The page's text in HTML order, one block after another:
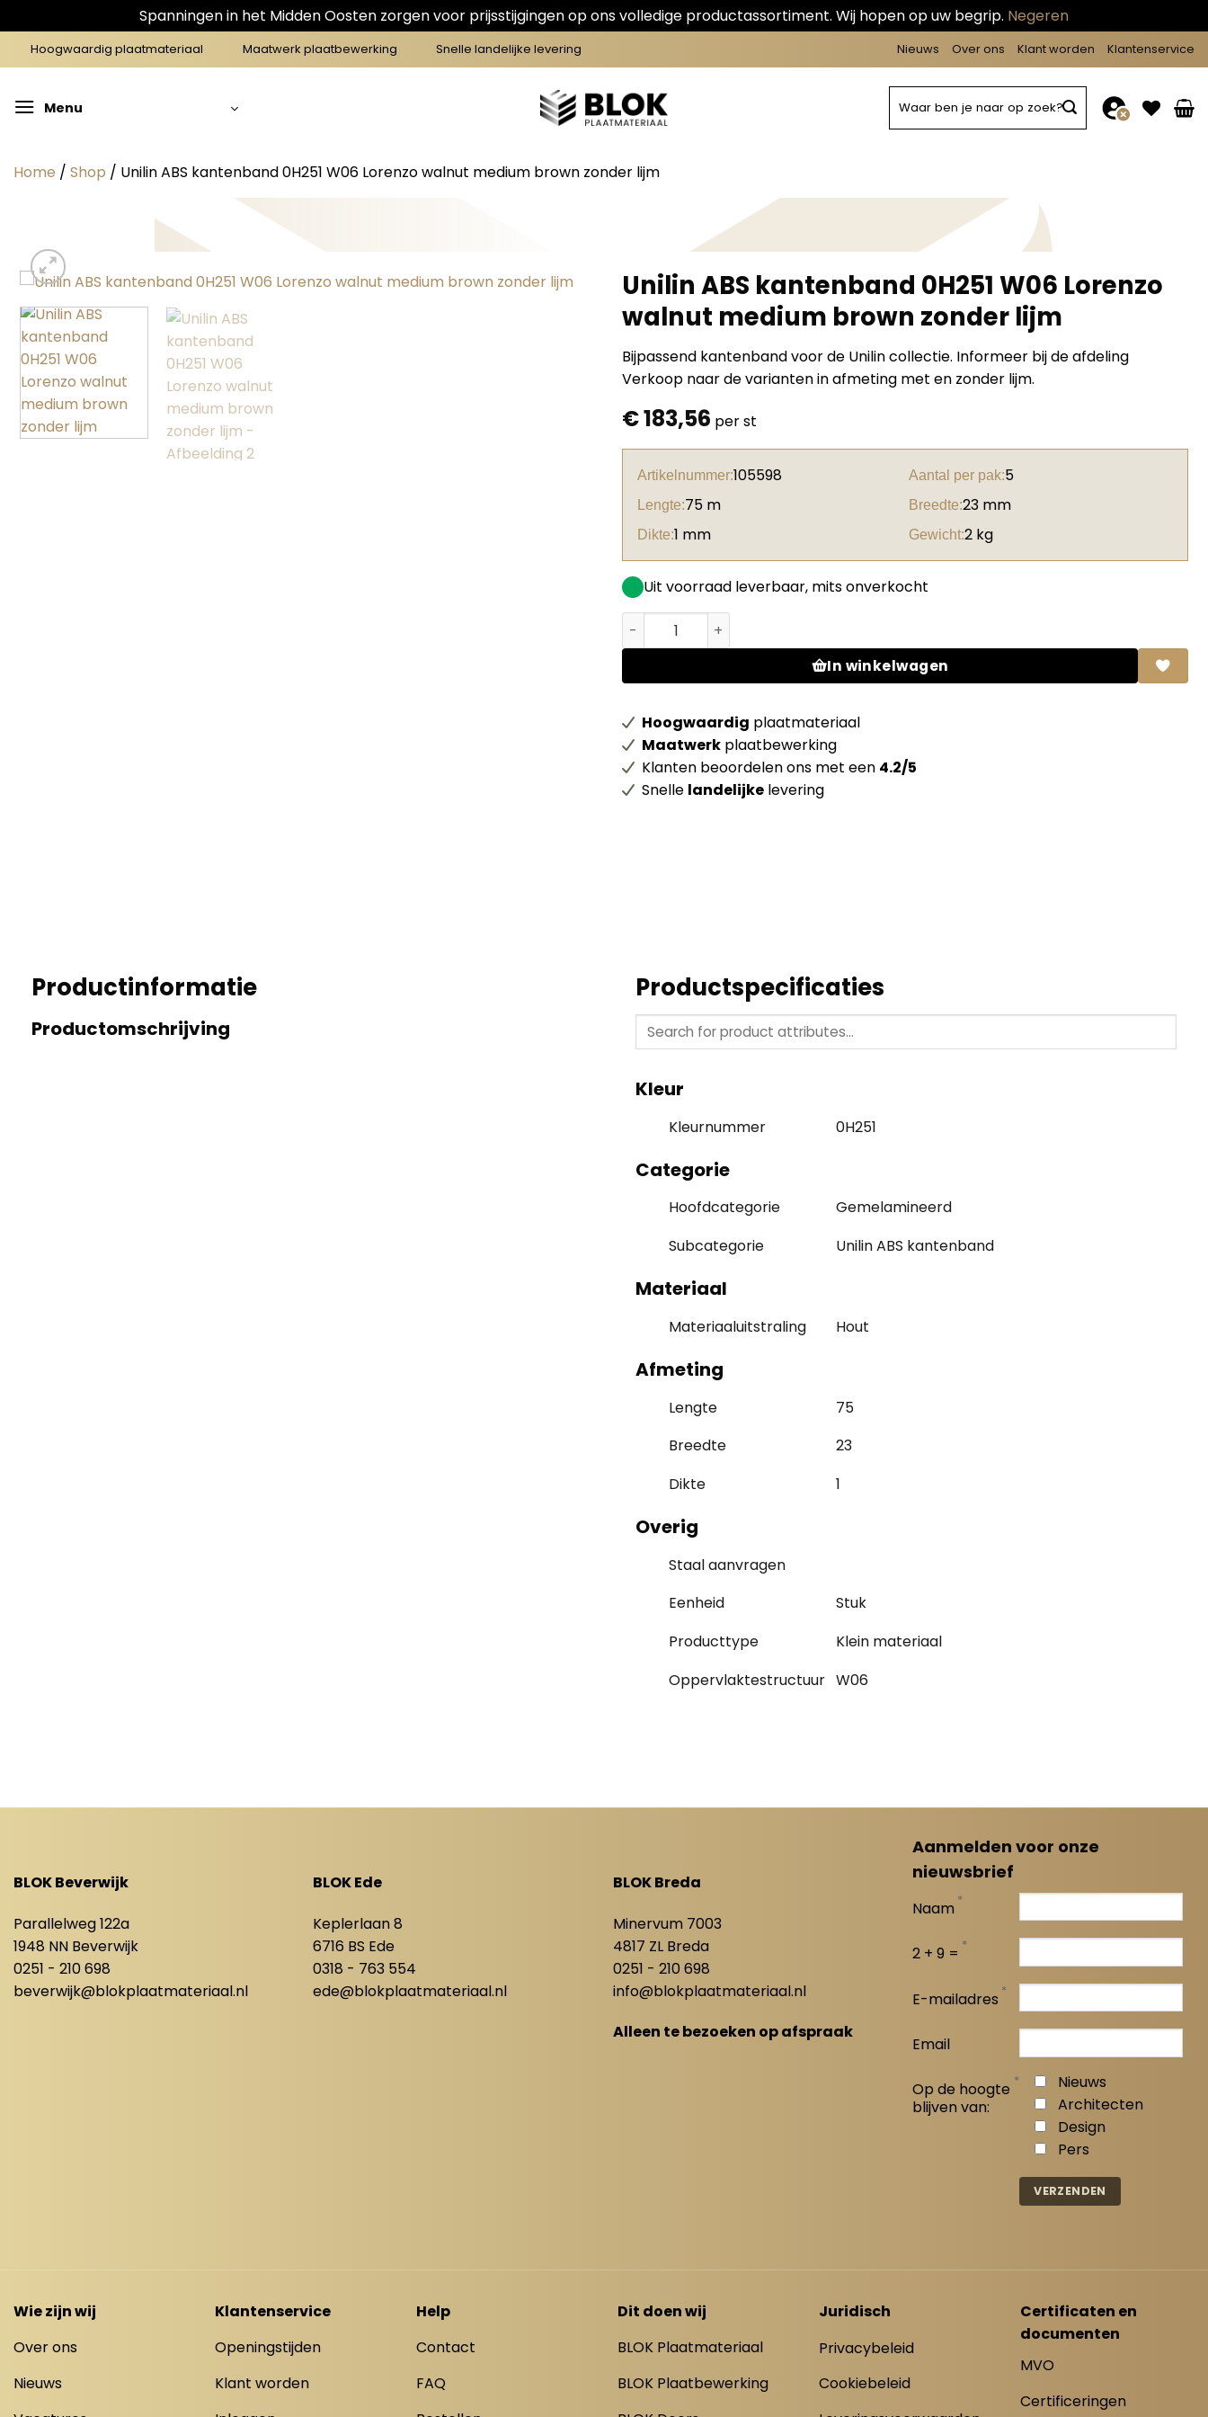
Spanningen in het Midden Oosten zorgen voor prijsstijgingen op ons volledige productassortiment. Wij hopen op uw begrip. Negeren
naar
Hoogwaardig plaatmateriaal Maatwerk plaatbewerking Snelle landelijke levering Nieuws Over ons Klant worden Klantenservice
Menu
naar:
Home / Shop / Unilin ABS kantenband 0H251 W06 Lorenzo walnut medium brown zonder lijm
Unilin ABS kantenband 0H251 W06 Lorenzo
walnut medium brown zonder lijm
Bijpassend kantenband voor de Unilin collectie. Informeer bij de afdeling
Verkoop naar de varianten in afmeting met en zonder lijm.
€183,56 per st
Artikelnummer:105598 Aantal per pak:5
Lengte:75 m Breedte:23 mm
Dikte:1 mm Gewicht:2 kg
Uit voorraad leverbaar, mits onverkocht
Unilin ABS kantenband 0H251 W06 Lorenzo walnut medium brown zonder lijm aantal
In winkelwagen
Hoogwaardig plaatmateriaal
Maatwerk plaatbewerking
Klanten beoordelen ons met een 4.2/5
Snelle landelijke levering
Productinformatie
Productomschrijving
Productspecificaties
Kleur
Kleurnummer 0H251
Categorie
Hoofdcategorie
Gemelamineerd
Subcategorie
Unilin ABS kantenband
Materiaal
Materiaaluitstraling Hout
Afmeting
Lengte
75
Breedte
23
Dikte
1
Overig
Staal aanvragen
Eenheid
Stuk
Producttype
Klein materiaal
Oppervlaktestructuur W06
BLOK Beverwijk
Parallelweg 122a
1948 NN Beverwijk
0251 - 210 698
beverwijk@blokplaatmateriaal.nl
BLOK Ede
Keplerlaan 8
6716 BS Ede
0318 - 763 554
ede@blokplaatmateriaal.nl
BLOK Breda
Minervum 7003
4817 ZL Breda
0251 - 210 698
info@blokplaatmateriaal.nl
Alleen te bezoeken op afspraak
Aanmelden voor onze
nieuwsbrief
Naam *
2 + 9 = *
E-mailadres *
Email
Op de hoogte
blijven van:
*
Nieuws
Architecten
Design
Pers
Wie zijn wij
Over ons
Nieuws
Klantenservice
Openingstijden
Klant worden
Help
Contact
FAQ
Dit doen wij
BLOK Plaatmateriaal
BLOK Plaatbewerking
Juridisch
Privacybeleid
Cookiebeleid
Certificaten en
documenten
MVO
Certificeringen